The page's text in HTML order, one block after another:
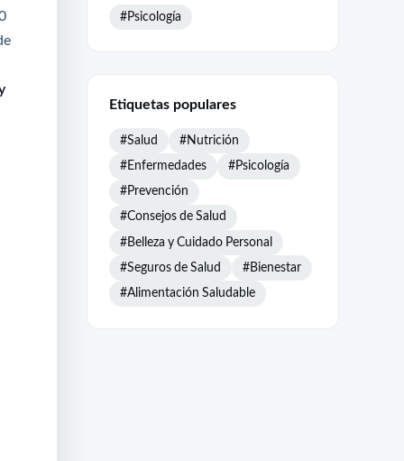
#Psicología
Etiquetas populares
#Salud #Nutrición
#Enfermedades #Psicología
#Prevención
#Consejos de Salud
#Belleza y Cuidado Personal
#Seguros de Salud #Bienestar
#Alimentación Saludable